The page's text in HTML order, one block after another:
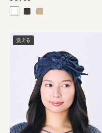
洗える